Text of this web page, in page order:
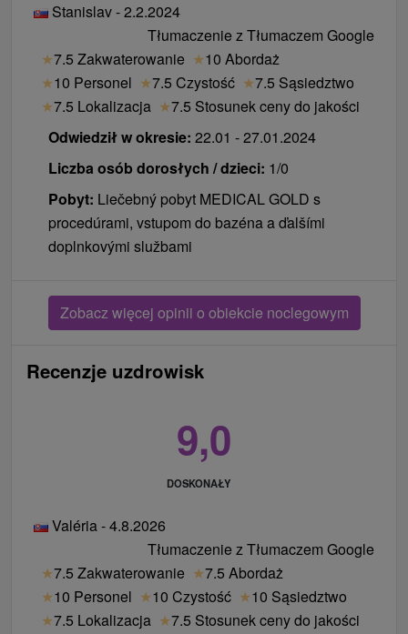
Stanislav - 2.2.2024
Tłumaczenie z Tłumaczem Google
★7.5 Zakwaterowanie ★10 Abordaż
★10 Personel ★7.5 Czystość ★7.5 Sąsiedztwo
★7.5 Lokalizacja ★7.5 Stosunek ceny do jakości
Odwiedził w okresie: 22.01 - 27.01.2024
Liczba osób dorosłych / dzieci: 1/0
Pobyt: Liečebný pobyt MEDICAL GOLD s
procedúrami, vstupom do bazéna a ďalšími
doplnkovými službami
Zobacz więcej opinii o obiekcie noclegowym
Recenzje uzdrowisk
9,0
DOSKONAŁY
Valéria - 4.8.2026
Tłumaczenie z Tłumaczem Google
★7.5 Zakwaterowanie ★7.5 Abordaż
★10 Personel ★10 Czystość ★10 Sąsiedztwo
★7.5 Lokalizacja ★7.5 Stosunek ceny do jakości